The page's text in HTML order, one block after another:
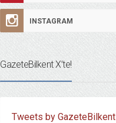
INSTAGRAM
GazeteBilkent X’te!
Tweets by GazeteBilkent